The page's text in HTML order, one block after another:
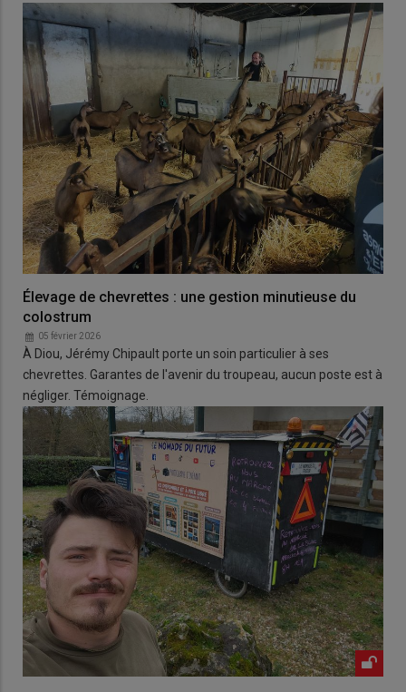
Élevage de chevrettes : une gestion minutieuse du
colostrum
05 février 2026
À Diou, Jérémy Chipault porte un soin particulier à ses
chevrettes. Garantes de l'avenir du troupeau, aucun poste est à
négliger. Témoignage.